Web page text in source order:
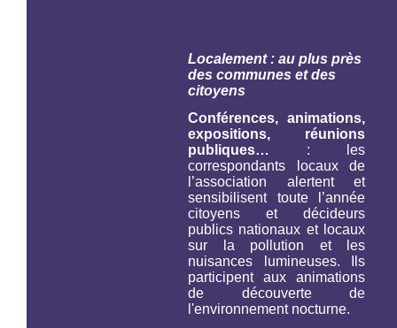
Localement : au plus près
des communes et des
citoyens
Conférences, animations,
expositions, réunions
publiques… : les
correspondants locaux de
l’association alertent et
sensibilisent toute l’année
citoyens et décideurs
publics nationaux et locaux
sur la pollution et les
nuisances lumineuses. Ils
participent aux animations
de découverte de
l'environnement nocturne.